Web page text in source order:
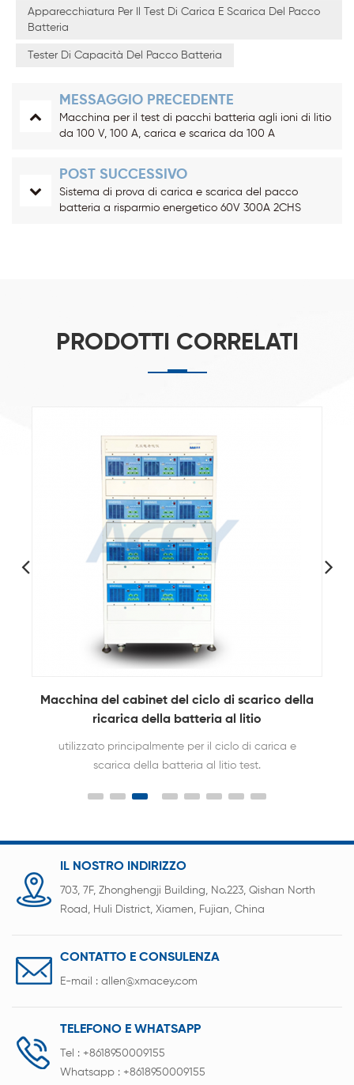
Apparecchiatura Per Il Test Di Carica E Scarica Del Pacco
Batteria
Tester Di Capacità Del Pacco Batteria
MESSAGGIO PRECEDENTE
Macchina per il test di pacchi batteria agli ioni di litio
da 100 V, 100 A, carica e scarica da 100 A
POST SUCCESSIVO
Sistema di prova di carica e scarica del pacco
batteria a risparmio energetico 60V 300A 2CHS
PRODOTTI CORRELATI
Macchina del cabinet del ciclo di scarico della
ricarica della batteria al litio
utilizzato principalmente per il ciclo di carica e
scarica della batteria al litio test.
IL NOSTRO INDIRIZZO
703, 7F, Zhonghengji Building, No.223, Qishan North
Road, Huli District, Xiamen, Fujian, China
CONTATTO E CONSULENZA
E-mail : allen@xmacey.com
TELEFONO E WHATSAPP
Tel : +8618950009155
Whatsapp : +8618950009155